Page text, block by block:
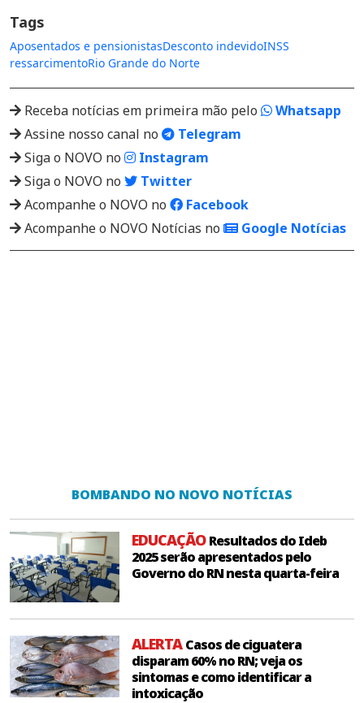
Tags
Aposentados e pensionistasDesconto indevidoINSS
ressarcimentoRio Grande do Norte
Receba notícias em primeira mão pelo
Whatsapp
Assine nosso canal no
Telegram
Siga o NOVO no
Instagram
Siga o NOVO no
Twitter
Acompanhe o NOVO no
Facebook
Acompanhe o NOVO Notícias no
Google Notícias
BOMBANDO NO NOVO NOTÍCIAS
EDUCAÇÃOResultados do Ideb
2025 serão apresentados pelo
Governo do RN nesta quarta-feira
ALERTACasos de ciguatera
disparam 60% no RN; veja os
sintomas e como identificar a
intoxicação